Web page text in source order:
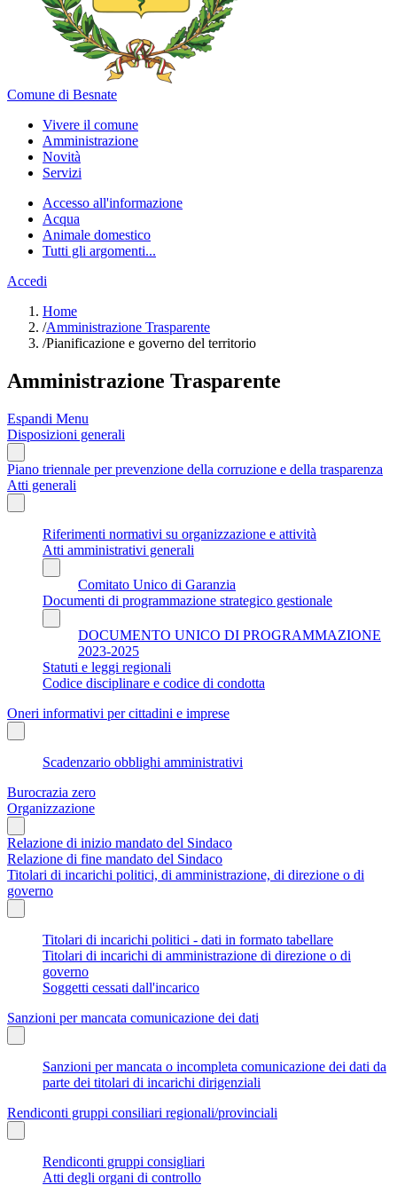
Comune di Besnate
Vivere il comune
Amministrazione
Novità
Servizi
Accesso all'informazione
Acqua
Animale domestico
Tutti gli argomenti...
Accedi
Home
/Amministrazione Trasparente
/Pianificazione e governo del territorio
Amministrazione Trasparente
Espandi Menu
Disposizioni generali
Piano triennale per prevenzione della corruzione e della trasparenza
Atti generali
Riferimenti normativi su organizzazione e attività
Atti amministrativi generali
Comitato Unico di Garanzia
Documenti di programmazione strategico gestionale
DOCUMENTO UNICO DI PROGRAMMAZIONE
2023-2025
Statuti e leggi regionali
Codice disciplinare e codice di condotta
Oneri informativi per cittadini e imprese
Scadenzario obblighi amministrativi
Burocrazia zero
Organizzazione
Relazione di inizio mandato del Sindaco
Relazione di fine mandato del Sindaco
Titolari di incarichi politici, di amministrazione, di direzione o di
governo
Titolari di incarichi politici - dati in formato tabellare
Titolari di incarichi di amministrazione di direzione o di
governo
Soggetti cessati dall'incarico
Sanzioni per mancata comunicazione dei dati
Sanzioni per mancata o incompleta comunicazione dei dati da
parte dei titolari di incarichi dirigenziali
Rendiconti gruppi consiliari regionali/provinciali
Rendiconti gruppi consigliari
Atti degli organi di controllo